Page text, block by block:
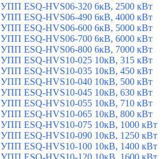
УПП ESQ-HVS06-320 6кВ, 2500 кВт
УПП ESQ-HVS06-490 6кВ, 4000 кВт
УПП ESQ-HVS06-600 6кВ, 5000 кВт
УПП ESQ-HVS06-700 6кВ, 6000 кВт
УПП ESQ-HVS06-800 6кВ, 7000 кВт
УПП ESQ-HVS10-025 10кВ, 315 кВт
УПП ESQ-HVS10-035 10кВ, 450 кВт
УПП ESQ-HVS10-040 10кВ, 500 кВт
УПП ESQ-HVS10-045 10кВ, 630 кВт
УПП ESQ-HVS10-055 10кВ, 710 кВт
УПП ESQ-HVS10-065 10кВ, 800 кВт
УПП ESQ-HVS10-075 10кВ, 1000 кВт
УПП ESQ-HVS10-090 10кВ, 1250 кВт
УПП ESQ-HVS10-100 10кВ, 1400 кВт